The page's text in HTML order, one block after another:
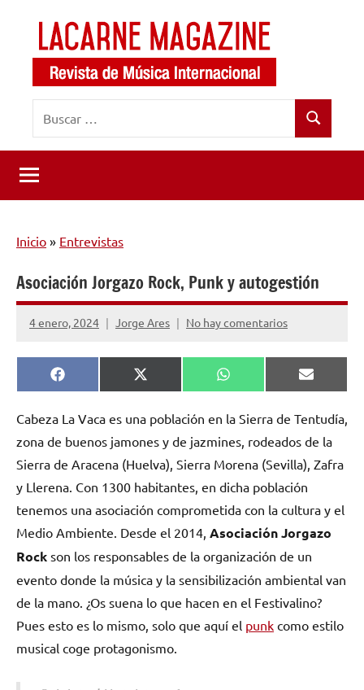
contenido
LaCarne
Magazine
de
música
internacional
Buscar
Inicio » Entrevistas
Asociación Jorgazo Rock, Punk y autogestión
4 enero, 2024 Jorge Ares No hay comentarios
Compartir
en
Facebook
Compartir
en
X
(Twitter)
Compartir
en
WhatsApp
en
Email
Cabeza La Vaca es una población en la Sierra de Tentudía,
zona de buenos jamones y de jazmines, rodeados de la
Sierra de Aracena (Huelva), Sierra Morena (Sevilla), Zafra
y Llerena. Con 1300 habitantes, en dicha población
tenemos una asociación comprometida con la cultura y el
Medio Ambiente. Desde el 2014, Asociación Jorgazo
Rock son los responsables de la organización de un
evento donde la música y la sensibilización ambiental van
de la mano. ¿Os suena lo que hacen en el Festivalino?
Pues esto es lo mismo, solo que aquí el punk como estilo
musical coge protagonismo.